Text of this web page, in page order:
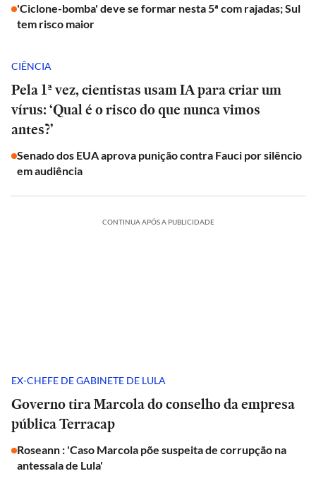
'Ciclone-bomba' deve se formar nesta 5ª com rajadas; Sul
tem risco maior
CIÊNCIA
Pela 1ª vez, cientistas usam IA para criar um
vírus: ‘Qual é o risco do que nunca vimos
antes?’
Senado dos EUA aprova punição contra Fauci por silêncio
em audiência
CONTINUA APÓS A PUBLICIDADE
EX-CHEFE DE GABINETE DE LULA
Governo tira Marcola do conselho da empresa
pública Terracap
Roseann : 'Caso Marcola põe suspeita de corrupção na
antessala de Lula'